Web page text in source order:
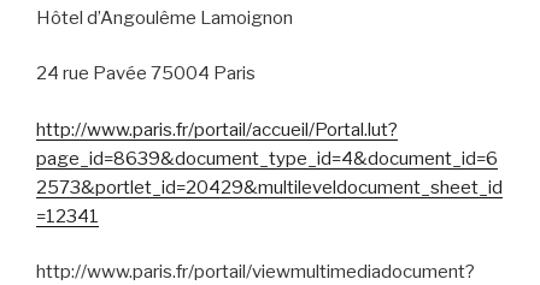
Hôtel d’Angoulême Lamoignon
24 rue Pavée 75004 Paris
http://www.paris.fr/portail/accueil/Portal.lut?
page_id=8639&document_type_id=4&document_id=6
2573&portlet_id=20429&multileveldocument_sheet_id
=12341
http://www.paris.fr/portail/viewmultimediadocument?